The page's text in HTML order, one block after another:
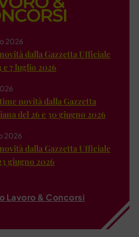
2026
dalla Gazzetta Ufficiale
7 luglio 2026
novità dalla Gazzetta
del 26 e 30 giugno 2026
2026
dalla Gazzetta Ufficiale
giugno 2026
Lavoro & Concorsi